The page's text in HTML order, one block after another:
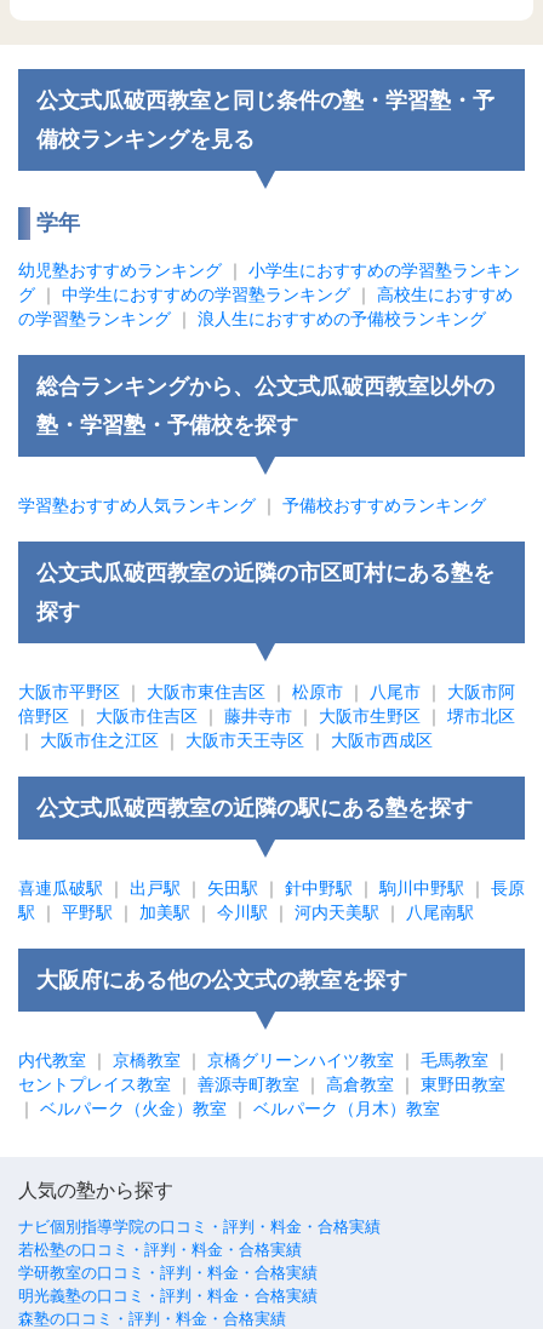
公文式瓜破西教室と同じ条件の塾・学習塾・予
備校ランキングを見る
学年
幼児塾おすすめランキング ｜ 小学生におすすめの学習塾ランキン
グ ｜ 中学生におすすめの学習塾ランキング ｜ 高校生におすすめ
の学習塾ランキング ｜ 浪人生におすすめの予備校ランキング
総合ランキングから、公文式瓜破西教室以外の
塾・学習塾・予備校を探す
学習塾おすすめ人気ランキング ｜ 予備校おすすめランキング
公文式瓜破西教室の近隣の市区町村にある塾を
探す
大阪市平野区 ｜ 大阪市東住吉区 ｜ 松原市 ｜ 八尾市 ｜ 大阪市阿
倍野区 ｜ 大阪市住吉区 ｜ 藤井寺市 ｜ 大阪市生野区 ｜ 堺市北区
｜ 大阪市住之江区 ｜ 大阪市天王寺区 ｜ 大阪市西成区
公文式瓜破西教室の近隣の駅にある塾を探す
喜連瓜破駅 ｜ 出戸駅 ｜ 矢田駅 ｜ 針中野駅 ｜ 駒川中野駅 ｜ 長原
駅 ｜ 平野駅 ｜ 加美駅 ｜ 今川駅 ｜ 河内天美駅 ｜ 八尾南駅
大阪府にある他の公文式の教室を探す
内代教室 ｜ 京橋教室 ｜ 京橋グリーンハイツ教室 ｜ 毛馬教室 ｜
セントプレイス教室 ｜ 善源寺町教室 ｜ 高倉教室 ｜ 東野田教室
｜ ベルパーク（火金）教室 ｜ ベルパーク（月木）教室
人気の塾から探す
ナビ個別指導学院の口コミ・評判・料金・合格実績
若松塾の口コミ・評判・料金・合格実績
学研教室の口コミ・評判・料金・合格実績
明光義塾の口コミ・評判・料金・合格実績
森塾の口コミ・評判・料金・合格実績